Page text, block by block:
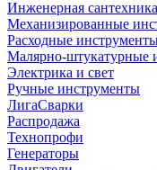
Инженерная
Механизированные
Расходные
Малярно-штукатурные
Электрика и свет
Ручные инструменты
ЛигаСварки
Распродажа
Технопрофи
Генераторы